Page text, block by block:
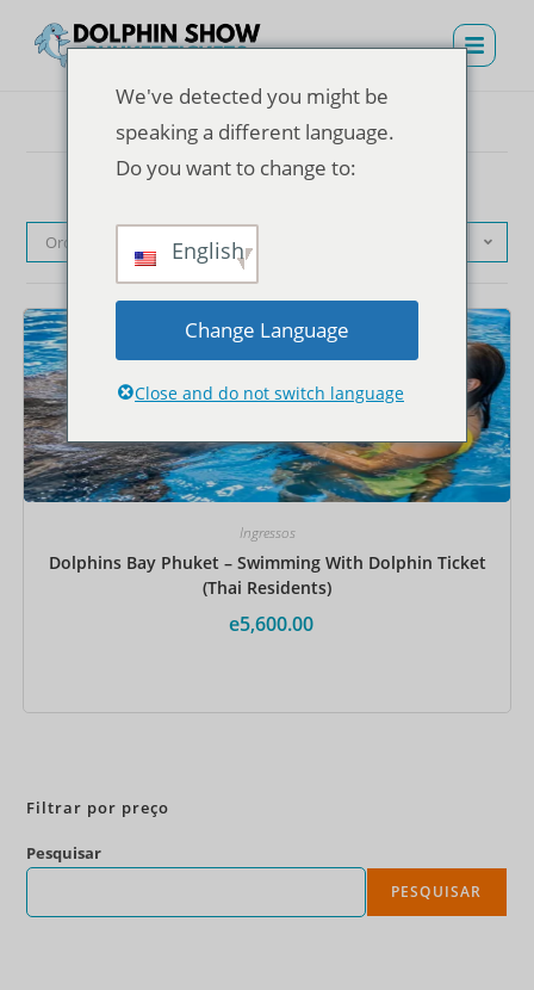
Ordenação padrão
Ingressos
Dolphins Bay Phuket – Swimming With Dolphin Ticket
(Thai Residents)
e5,600.00
Filtrar por preço
Pesquisar
PESQUISAR
We've detected you might be
speaking a different language.
Do you want to change to:
English
Change Language
Close and do not switch language